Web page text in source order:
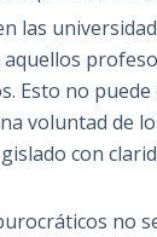
las
aquellos
Esto no puede
voluntad de
con
no